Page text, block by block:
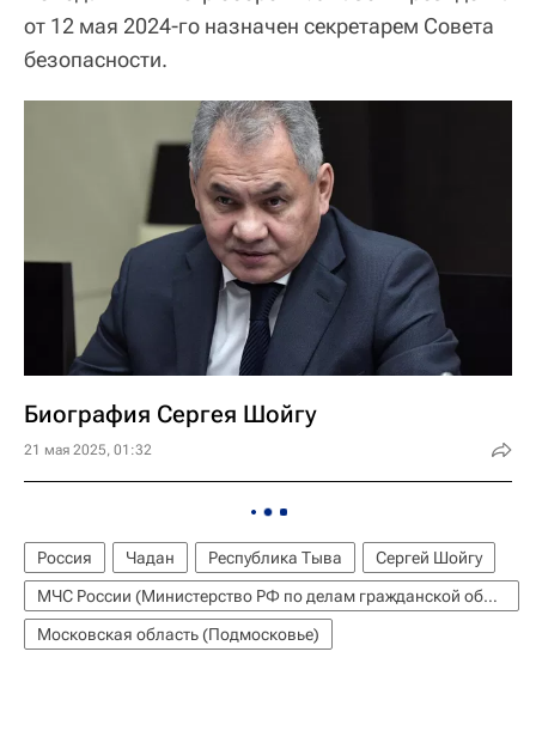
от 12 мая 2024-го назначен секретарем Совета
безопасности.
Биография Сергея Шойгу
21 мая 2025, 01:32
Россия Чадан Республика Тыва
Сергей Шойгу
МЧС России (Министерство РФ по делам гражданской обороны, чрезвычайным ситуациям и ликвидации последствий стихийных бедствий)
Московская область (Подмосковье)